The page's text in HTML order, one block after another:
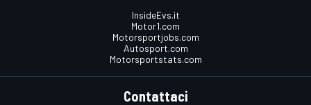
InsideEvs.it
Motor1.com
Motorsportjobs.com
Autosport.com
Motorsportstats.com
Contattaci